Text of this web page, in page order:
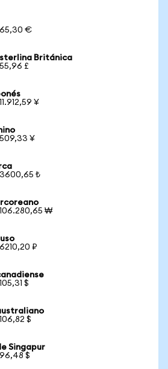
65,30 €
Británica
£
¥
¥
3600,65 ₺
₩
₽
$
$
Singapur
$